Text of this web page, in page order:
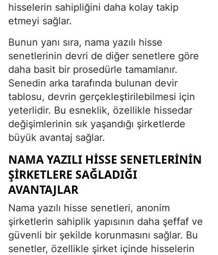
hisselerin sahipliğini daha kolay takip
etmeyi sağlar.
Bunun yanı sıra, nama yazılı hisse
senetlerinin devri de diğer senetlere göre
daha basit bir prosedürle tamamlanır.
Senedin arka tarafında bulunan devir
tablosu, devrin gerçekleştirilebilmesi için
yeterlidir. Bu esneklik, özellikle hissedar
değişimlerinin sık yaşandığı şirketlerde
büyük avantaj sağlar.
NAMA YAZILI HISSE SENETLERININ
ŞIRKETLERE SAĞLADIĞI
AVANTAJLAR
Nama yazılı hisse senetleri, anonim
şirketlerin sahiplik yapısının daha şeffaf ve
güvenli bir şekilde korunmasını sağlar. Bu
senetler, özellikle şirket içinde hisselerin